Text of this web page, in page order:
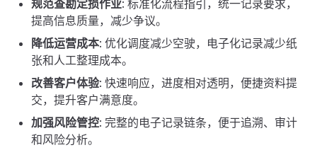
规范查勘定损作业: 标准化流程指引，统一记录要求，
提高信息质量，减少争议。
降低运营成本: 优化调度减少空驶，电子化记录减少纸
张和人工整理成本。
改善客户体验: 快速响应，进度相对透明，便捷资料提
交，提升客户满意度。
加强风险管控: 完整的电子记录链条，便于追溯、审计
和风险分析。